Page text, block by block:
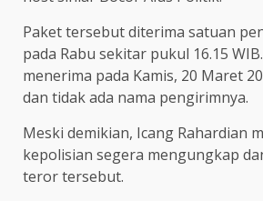
Paket tersebut diterima satuan
pada Rabu sekitar pukul 16.15
menerima pada Kamis, 20 Maret
dan tidak ada nama pengirimnya.
Meski demikian, Icang Rahardian
kepolisian segera mengungkap
teror tersebut.